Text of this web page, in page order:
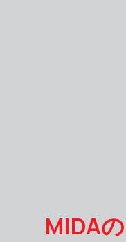
MIDA